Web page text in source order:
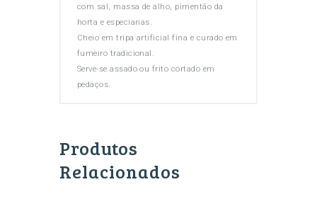
com sal, massa de alho, pimentão da
horta e especiarias.
Cheio em tripa artificial fina e curado em
fumeiro tradicional.
Serve-se assado ou frito cortado em
pedaços.
Produtos
Relacionados